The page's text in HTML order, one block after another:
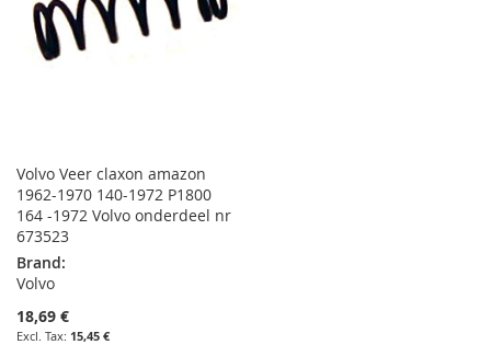
Volvo Veer claxon amazon
1962-1970 140-1972 P1800
164 -1972 Volvo onderdeel nr
673523
Brand:
Volvo
18,69 €
15,45 €